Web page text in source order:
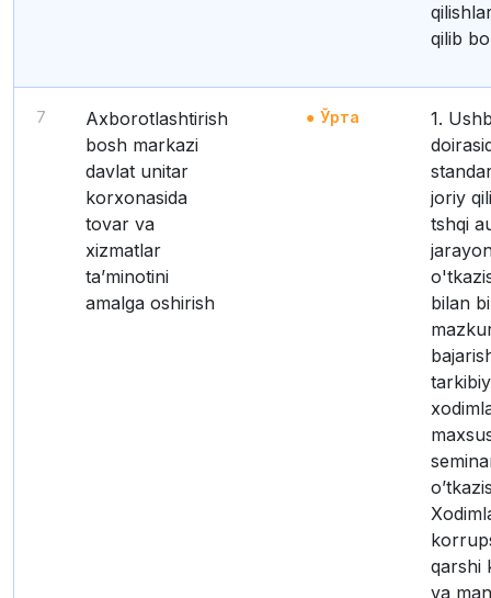
qilib
7
Axborotlashtirish
bosh markazi
davlat unitar
korxonasida
tovar va
xizmatlar
taʼminotini
amalga oshirish
Ўрта
1. Ushbu funksiya
joriy
tshqi
bilan
qarshi
va